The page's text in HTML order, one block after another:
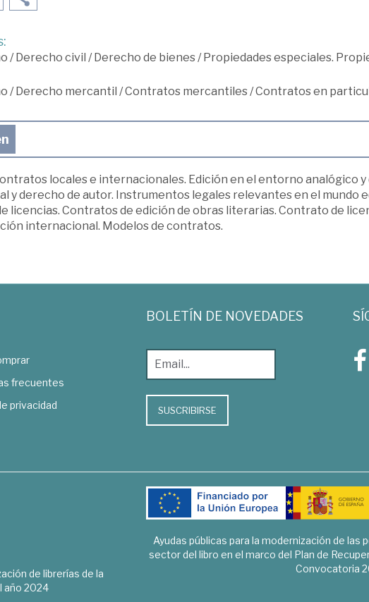
/Derecho civil /Derecho de bienes/Propiedades especiales.
/Derecho mercantil /Contratos mercantiles/Contratos en
locales e internacionales. Edición en el entorno analógico y
y derecho de autor. Instrumentos legales relevantes en el mundo
licencias. Contratos de edición de obras literarias. Contrato de
internacional. Modelos de contratos.
frecuentes
privacidad
BOLETÍN DE NOVEDADES
SUSCRIBIRSE
de librerías de la
año 2024
Ayudas públicas para la modernización de las
sector del libro en el marco del Plan de
Convocatoria